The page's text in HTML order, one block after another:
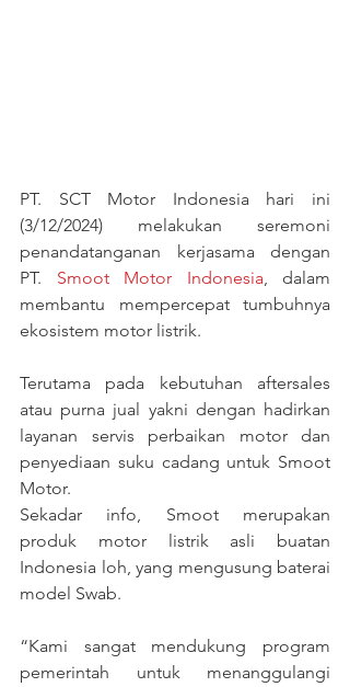
PT. SCT Motor Indonesia hari ini
(3/12/2024) melakukan seremoni
penandatanganan kerjasama dengan
PT. Smoot Motor Indonesia, dalam
membantu mempercepat tumbuhnya
ekosistem motor listrik.
Terutama pada kebutuhan aftersales
atau purna jual yakni dengan hadirkan
layanan servis perbaikan motor dan
penyediaan suku cadang untuk Smoot
Motor.
Sekadar info, Smoot merupakan
produk motor listrik asli buatan
Indonesia loh, yang mengusung baterai
model Swab.
“Kami sangat mendukung program
pemerintah untuk menanggulangi